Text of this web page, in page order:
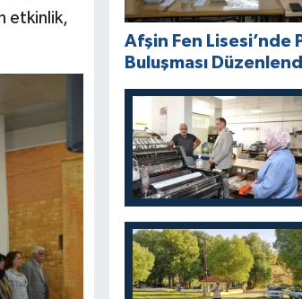
etkinlik,
Afşin Fen Lisesi’nde
Buluşması